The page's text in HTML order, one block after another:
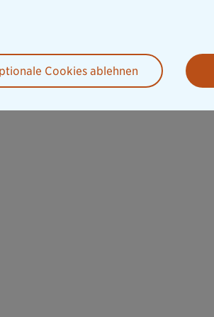
Cookies ablehnen